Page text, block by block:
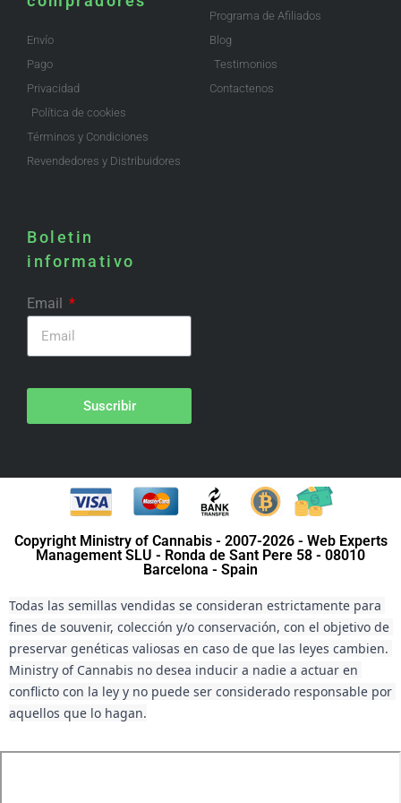
Envío
Pago
Privacidad
Política de cookies
Términos y Condiciones
Revendedores y Distribuidores
Programa de Afiliados
Blog
Testimonios
Contactenos
Boletin
informativo
Email
Suscribir
Copyright Ministry of Cannabis - 2007-2026 - Web Experts
Management SLU - Ronda de Sant Pere 58 - 08010
Barcelona - Spain
Todas las semillas vendidas se consideran estrictamente para
fines de souvenir, colección y/o conservación, con el objetivo de
preservar genéticas valiosas en caso de que las leyes cambien.
Ministry of Cannabis no desea inducir a nadie a actuar en
conflicto con la ley y no puede ser considerado responsable por
aquellos que lo hagan.